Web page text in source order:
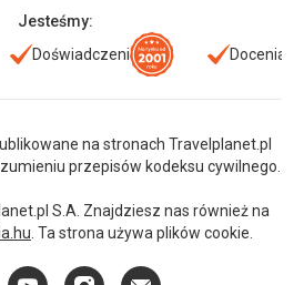
Jesteśmy:
Doświadczeni Doceniani
na stronach Travelplanet.pl
przepisów kodeksu cywilnego.
S.A. Znajdziesz nas również na
. Ta strona używa plików cookie.